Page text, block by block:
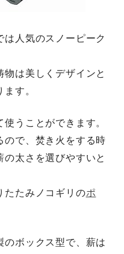
人気のスノーピーク
物は美しくデザインと
す。
うことができます。
ので、焚き火をする時
太さを選びやすいと
たたみノコギリのポ
のボックス型で、薪は